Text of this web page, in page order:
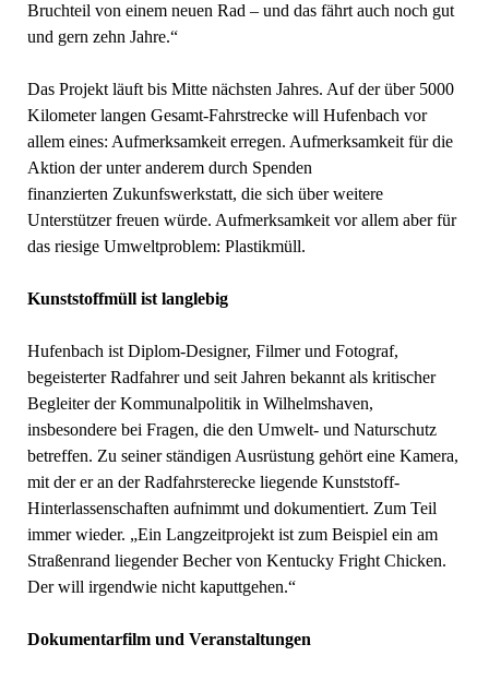
Bruchteil von einem neuen Rad – und das fährt auch noch gut
und gern zehn Jahre.“
Das Projekt läuft bis Mitte nächsten Jahres. Auf der über 5000
Kilometer langen Gesamt-Fahrstrecke will Hufenbach vor
allem eines: Aufmerksamkeit erregen. Aufmerksamkeit für die
Aktion der unter anderem durch Spenden
finanzierten Zukunfswerkstatt, die sich über weitere
Unterstützer freuen würde. Aufmerksamkeit vor allem aber für
das riesige Umweltproblem: Plastikmüll.
Kunststoffmüll ist langlebig
Hufenbach ist Diplom-Designer, Filmer und Fotograf,
begeisterter Radfahrer und seit Jahren bekannt als kritischer
Begleiter der Kommunalpolitik in Wilhelmshaven,
insbesondere bei Fragen, die den Umwelt- und Naturschutz
betreffen. Zu seiner ständigen Ausrüstung gehört eine Kamera,
mit der er an der Radfahrsterecke liegende Kunststoff-
Hinterlassenschaften aufnimmt und dokumentiert. Zum Teil
immer wieder. „Ein Langzeitprojekt ist zum Beispiel ein am
Straßenrand liegender Becher von Kentucky Fright Chicken.
Der will irgendwie nicht kaputtgehen.“
Dokumentarfilm und Veranstaltungen